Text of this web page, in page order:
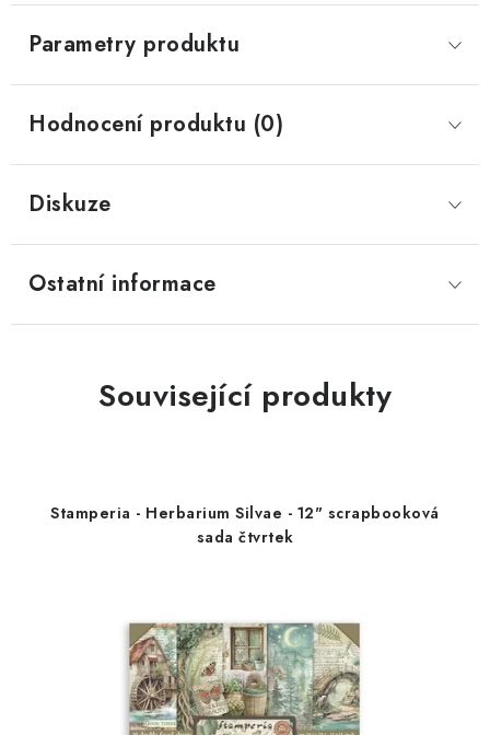
Parametry produktu
Hodnocení produktu (0)
Diskuze
Ostatní informace
Související produkty
Stamperia - Herbarium Silvae - 12" scrapbooková
sada čtvrtek